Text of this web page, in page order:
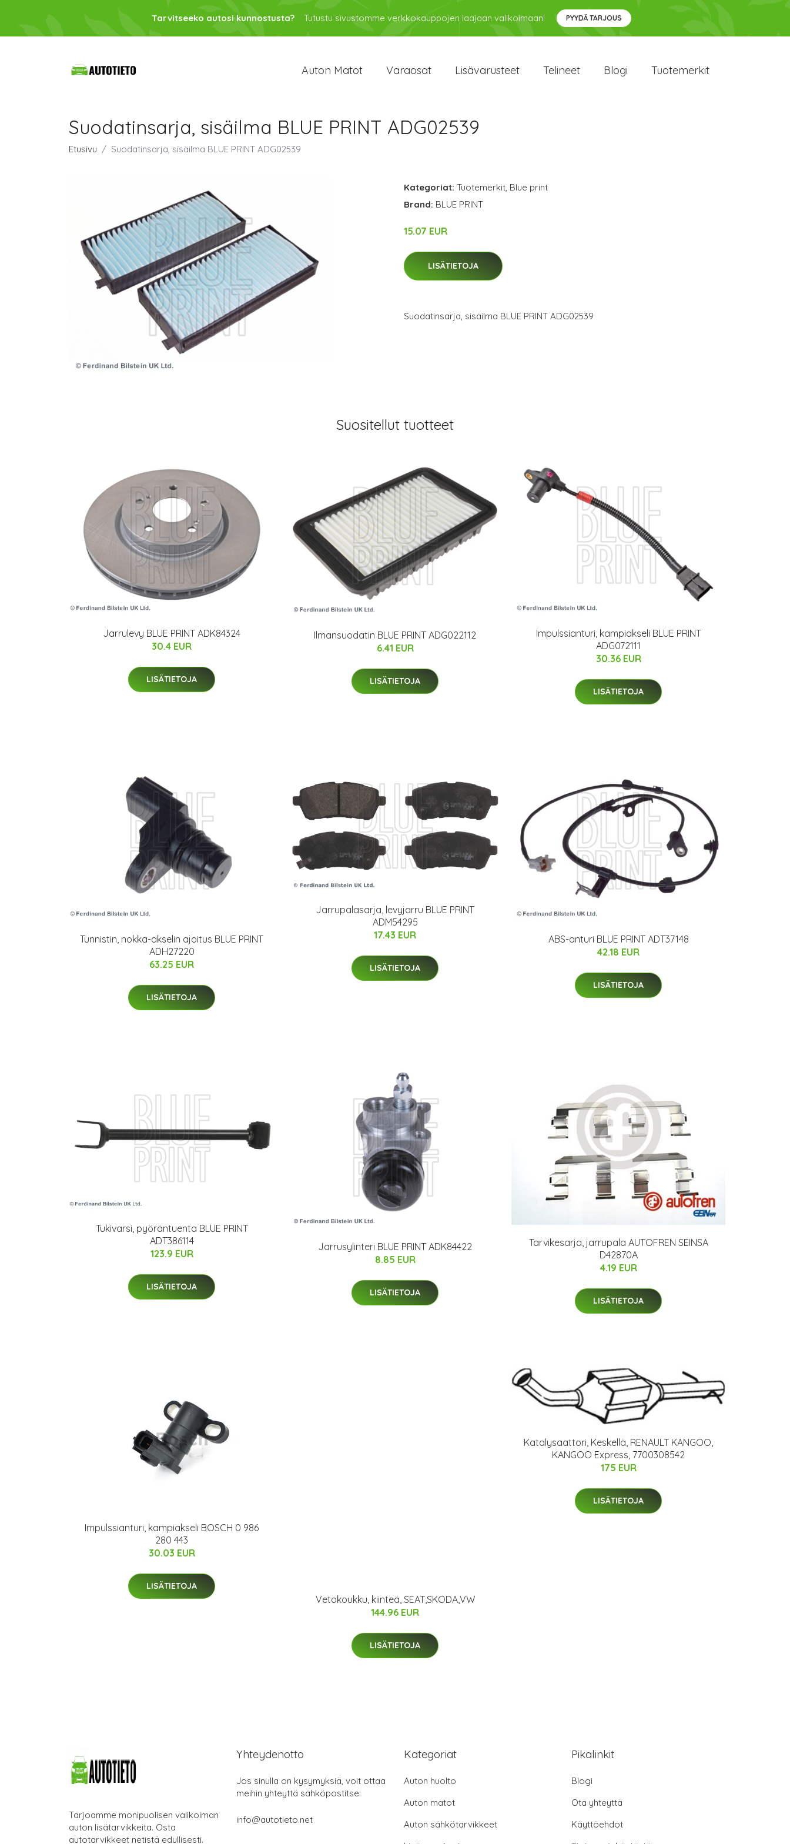
Tarvitseeko autosi kunnostusta? Tutustu sivustomme verkkokauppojen laajaan valikoimaan! PYYDÄ TARJOUS
Auton Matot Varaosat Lisävarusteet Telineet Blogi Tuotemerkit
Suodatinsarja, sisäilma BLUE PRINT ADG02539
Etusivu Suodatinsarja, sisäilma BLUE PRINT ADG02539
Kategoriat: Tuotemerkit, Blue print
Brand: BLUE PRINT
15.07 EUR
LISÄTIETOJA
Suodatinsarja, sisäilma BLUE PRINT ADG02539
Suositellut tuotteet
Jarrulevy BLUE PRINT ADK84324
30.4 EUR
LISÄTIETOJA
Ilmansuodatin BLUE PRINT ADG022112
6.41 EUR
LISÄTIETOJA
Impulssianturi, kampiakseli BLUE PRINT
ADG072111
30.36 EUR
LISÄTIETOJA
Tunnistin, nokka-akselin ajoitus BLUE PRINT
ADH27220
63.25 EUR
LISÄTIETOJA
Jarrupalasarja, levyjarru BLUE PRINT
ADM54295
17.43 EUR
LISÄTIETOJA
ABS-anturi BLUE PRINT ADT37148
42.18 EUR
LISÄTIETOJA
Tukivarsi, pyöräntuenta BLUE PRINT
ADT386114
123.9 EUR
LISÄTIETOJA
Jarrusylinteri BLUE PRINT ADK84422
8.85 EUR
LISÄTIETOJA
Tarvikesarja, jarrupala AUTOFREN SEINSA
D42870A
4.19 EUR
LISÄTIETOJA
Impulssianturi, kampiakseli BOSCH 0 986
280 443
30.03 EUR
LISÄTIETOJA
Vetokoukku, kiinteä, SEAT,SKODA,VW
144.96 EUR
LISÄTIETOJA
Katalysaattori, Keskellä, RENAULT KANGOO,
KANGOO Express, 7700308542
175 EUR
LISÄTIETOJA
Tarjoamme monipuolisen valikoiman
auton lisätarvikkeita. Osta
autotarvikkeet netistä edullisesti.
Yhteydenotto
Jos sinulla on kysymyksiä, voit ottaa
meihin yhteyttä sähköpostitse:
info@autotieto.net
Kategoriat
Auton huolto
Auton matot
Auton sähkötarvikkeet
Pikalinkit
Blogi
Ota yhteyttä
Käyttöehdot